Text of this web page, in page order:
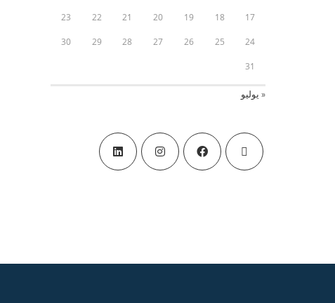
17
18
19
20
21
22
23
24
25
26
27
28
29
30
31
« يوليو